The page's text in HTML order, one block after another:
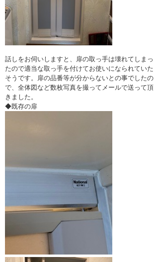
話しをお伺いしますと、扉の取っ手は壊れてしまっ
たので適当な取っ手を付けてお使いになられていた
そうです。扉の品番等が分からないとの事でしたの
で、全体図など数枚写真を撮ってメールで送って頂
きました。
◆既存の扉